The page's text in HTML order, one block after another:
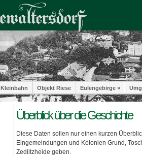
Kleinbahn Objekt Riese Eulengebirge »
Überblick über die Geschichte
Diese Daten sollen nur einen kurzen
Eingemeindungen und Kolonien Grund,
Zedlitzheide geben.